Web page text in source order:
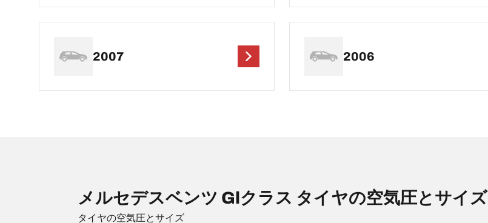
2007 2006
メルセデスベンツ Glクラス タイヤの空気圧とサイズ
タイヤの空気圧とサイズ